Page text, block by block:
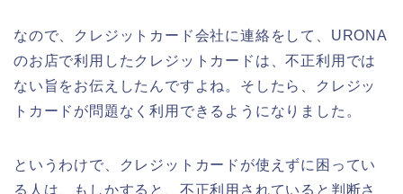
なので、クレジットカード会社に連絡をして、URONA
のお店で利用したクレジットカードは、不正利用では
ない旨をお伝えしたんですよね。そしたら、クレジッ
トカードが問題なく利用できるようになりました。
というわけで、クレジットカードが使えずに困ってい
る人は、もしかすると、不正利用されていると判断さ